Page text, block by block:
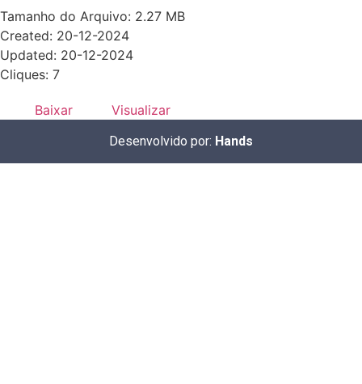
Tamanho do Arquivo: 2.27 MB
Created: 20-12-2024
Updated: 20-12-2024
Cliques: 7
Baixar Visualizar
Desenvolvido por: Hands